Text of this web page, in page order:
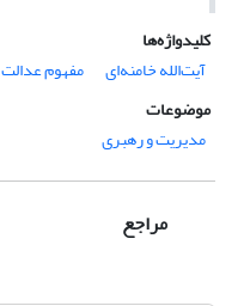
کلیدواژه‌ها
آیت‌الله خامنه‌ای
مفهوم عدالت
موضوعات
مدیریت و رهبری
مراجع